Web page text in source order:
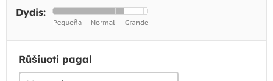
Dydis:
Rūšiuoti pagal